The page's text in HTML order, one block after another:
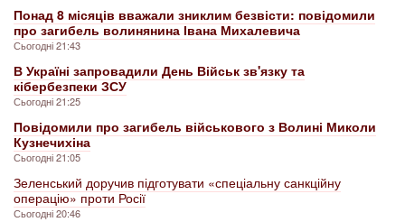
Понад 8 місяців вважали зниклим безвісти: повідомили
про загибель волинянина Івана Михалевича
Сьогодні 21:43
В Україні запровадили День Військ зв'язку та
кібербезпеки ЗСУ
Сьогодні 21:25
Повідомили про загибель військового з Волині Миколи
Кузнечихіна
Сьогодні 21:05
Зеленський доручив підготувати «спеціальну санкційну
операцію» проти Росії
Сьогодні 20:46